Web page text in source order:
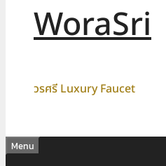
WoraSri
วรศรี Luxury Faucet
Menu